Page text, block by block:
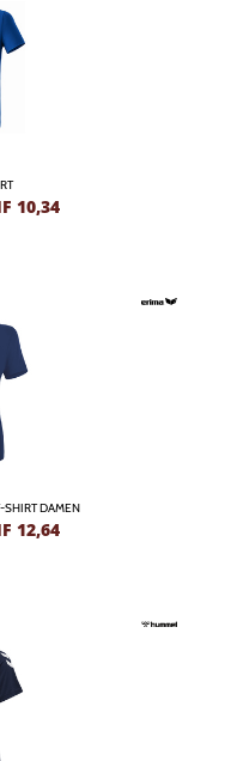
10,34
SHIRT DAMEN
12,64